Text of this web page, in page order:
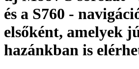
és a S760 -
elsőként, amelyek
hazánkban is